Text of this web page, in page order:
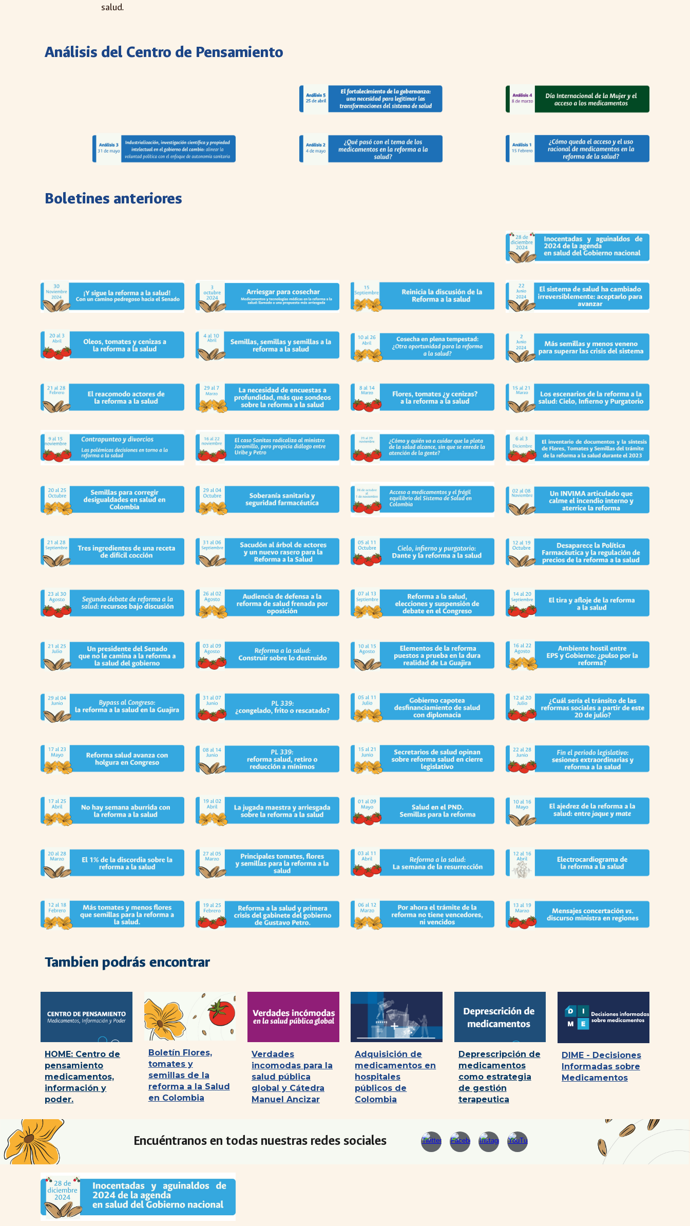
salud.
Análisis del Centro de Pensamiento
Boletines anteriores
Tambien podrás encontrar
HOME: Centro de
pensamiento
medicamentos,
información y
poder.
Boletín Flores,
tomates y
semillas de la
reforma a la Salud
en Colombia
Verdades
incomodas para la
salud pública
global y Cátedra
Manuel Ancizar
Adquisición de
medicamentos en
hospitales
públicos de
Colombia
Deprescripción de
medicamentos
como estrategia
de gestión
terapeutica
DIME - Decisiones
Informadas sobre
Medicamentos
Encuéntranos en todas nuestras redes sociales